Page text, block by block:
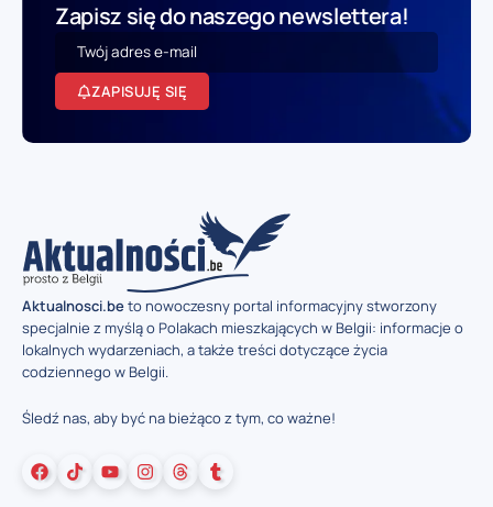
Zapisz się do naszego newslettera!
ZAPISUJĘ SIĘ
Aktualnosci.beto nowoczesny portal informacyjny stworzony
specjalnie z myślą o Polakach mieszkających w Belgii: informacje o
lokalnych wydarzeniach, a także treści dotyczące życia
codziennego w Belgii.
Śledź nas, aby być na bieżąco z tym, co ważne!